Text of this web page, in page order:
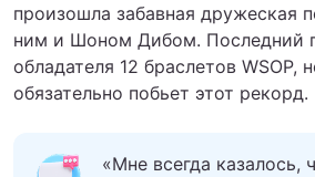
произошла забавная дружеская
ним и Шоном Дибом. Последний
обладателя 12 браслетов WSOP,
обязательно побьет этот рекорд.
«Мне всегда казалось,